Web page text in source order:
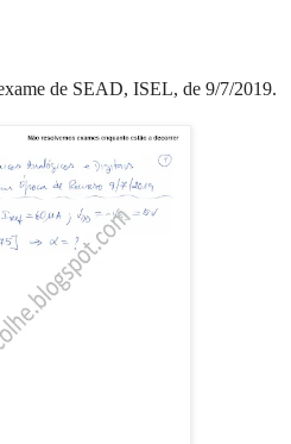
de SEAD, ISEL, de 9/7/2019.